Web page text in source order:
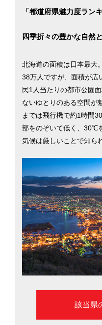
「都道府県魅力度ラン
四季折々の豊かな自然
北海道の面積は日本最大
38万人ですが、面積が広
民1人当たりの都市公園
ないゆとりのある空間が
までは飛行機で約1時間
部をのぞいて低く、30℃
気候は厳しいことで知ら
たるところにある雄大
など、観光地として人気
県魅力度ランキング」
するうえでも魅力にあふ
情報を、札幌市、旭川
す。
該当県